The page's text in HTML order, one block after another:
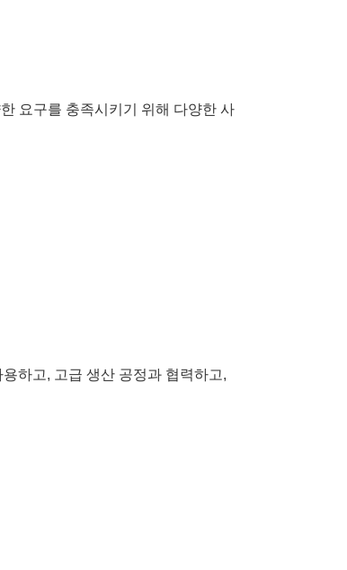
요구를 충족시키기 위해 다양한 사
하고, 고급 생산 공정과 협력하고,